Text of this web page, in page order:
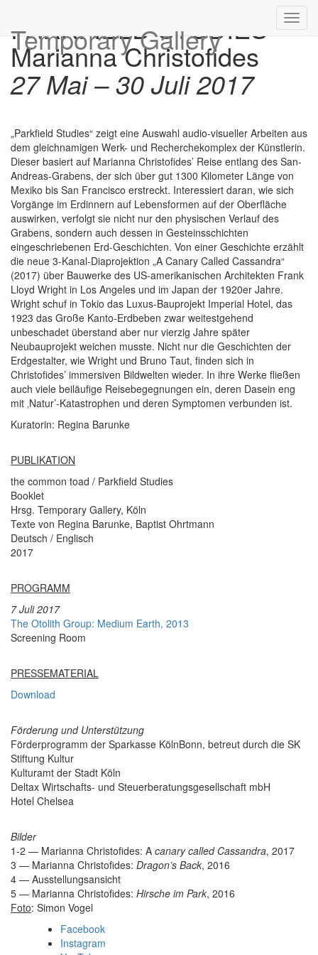
Temporary Gallery
PARKFIELD STUDIES
Marianna Christofides
27 Mai – 30 Juli 2017
„Parkfield Studies“ zeigt eine Auswahl audio-visueller Arbeiten aus
dem gleichnamigen Werk- und Recherchekomplex der Künstlerin.
Dieser basiert auf Marianna Christofides’ Reise entlang des San-
Andreas-Grabens, der sich über gut 1300 Kilometer Länge von
Mexiko bis San Francisco erstreckt. Interessiert daran, wie sich
Vorgänge im Erdinnern auf Lebensformen auf der Oberfläche
auswirken, verfolgt sie nicht nur den physischen Verlauf des
Grabens, sondern auch dessen in Gesteinsschichten
eingeschriebenen Erd-Geschichten. Von einer Geschichte erzählt
die neue 3-Kanal-Diaprojektion „A Canary Called Cassandra“
(2017) über Bauwerke des US-amerikanischen Architekten Frank
Lloyd Wright in Los Angeles und im Japan der 1920er Jahre.
Wright schuf in Tokio das Luxus-Bauprojekt Imperial Hotel, das
1923 das Große Kanto-Erdbeben zwar weitestgehend
unbeschadet überstand aber nur vierzig Jahre später
Neubauprojekt weichen musste. Nicht nur die Geschichten der
Erdgestalter, wie Wright und Bruno Taut, finden sich in
Christofides’ immersiven Bildwelten wieder. In ihre Werke fließen
auch viele beiläufige Reisebegegnungen ein, deren Dasein eng
mit ‚Natur’-Katastrophen und deren Symptomen verbunden ist.
Kuratorin: Regina Barunke
PUBLIKATION
the common toad / Parkfield Studies
Booklet
Hrsg. Temporary Gallery, Köln
Texte von Regina Barunke, Baptist Ohrtmann
Deutsch / Englisch
2017
PROGRAMM
7 Juli 2017
The Otolith Group: Medium Earth, 2013
Screening Room
PRESSEMATERIAL
Download
Förderung und Unterstützung
Förderprogramm der Sparkasse KölnBonn, betreut durch die SK
Stiftung Kultur
Kulturamt der Stadt Köln
Deltax Wirtschafts- und Steuerberatungsgesellschaft mbH
Hotel Chelsea
Bilder
1-2 — Marianna Christofides: A canary called Cassandra, 2017
3 — Marianna Christofides: Dragon’s Back, 2016
4 — Ausstellungsansicht
5 — Marianna Christofides: Hirsche im Park, 2016
Foto: Simon Vogel
Facebook
Instagram